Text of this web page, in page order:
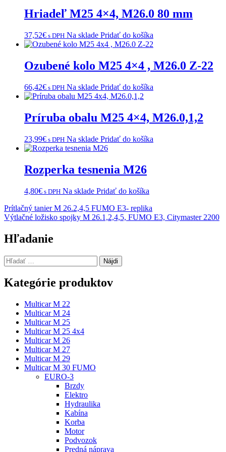
Hriadeľ M25 4×4, M26.0 80 mm
37,52€ s DPH Na sklade Pridať do košíka
Ozubené kolo M25 4×4 , M26.0 Z-22
66,42€ s DPH Na sklade Pridať do košíka
Príruba obalu M25 4×4, M26.0,1,2
23,99€ s DPH Na sklade Pridať do košíka
Rozperka tesnenia M26
4,80€ s DPH Na sklade Pridať do košíka
Navigácia
v
článku
Prítlačný tanier M 26.2,4,5 FUMO E3- replika
Výtlačné ložisko spojky M 26.1,2,4,5, FUMO E3, Citymaster 2200
Hľadanie
Hľadať:
Kategórie produktov
Multicar M 22
Multicar M 24
Multicar M 25
Multicar M 25 4x4
Multicar M 26
Multicar M 27
Multicar M 29
Multicar M 30 FUMO
EURO-3
Brzdy
Elektro
Hydraulika
Kabína
Korba
Motor
Podvozok
Predná náprava